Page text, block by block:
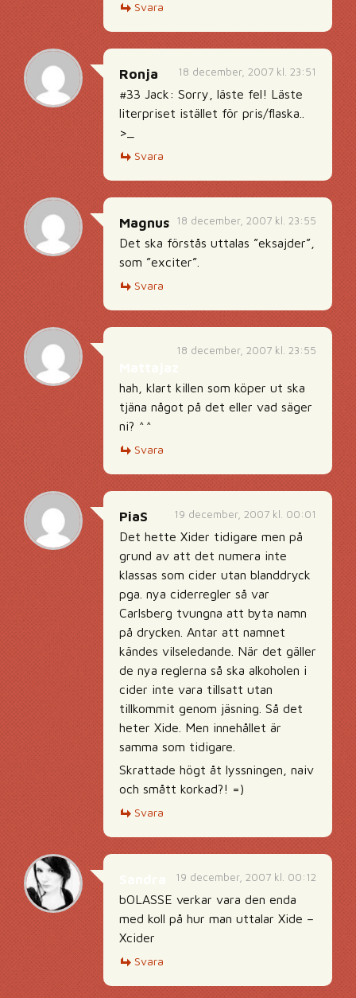
Svara
18 december, 2007 kl. 23:51
Ronja
#33 Jack: Sorry, läste fel! Läste
literpriset istället för pris/flaska..
>_
Svara
18 december, 2007 kl. 23:55
Magnus
Det ska förstås uttalas ”eksajder”,
som ”exciter”.
Svara
18 december, 2007 kl. 23:55
hah, klart killen som köper ut ska
tjäna något på det eller vad säger
ni? ^^
Svara
19 december, 2007 kl. 00:01
PiaS
Det hette Xider tidigare men på
grund av att det numera inte
klassas som cider utan blanddryck
pga. nya ciderregler så var
Carlsberg tvungna att byta namn
på drycken. Antar att namnet
kändes vilseledande. När det gäller
de nya reglerna så ska alkoholen i
cider inte vara tillsatt utan
tillkommit genom jäsning. Så det
heter Xide. Men innehållet är
samma som tidigare.
Skrattade högt åt lyssningen, naiv
och smått korkad?! =)
Svara
19 december, 2007 kl. 00:12
bOLASSE verkar vara den enda
med koll på hur man uttalar Xide –
Xcider
Svara